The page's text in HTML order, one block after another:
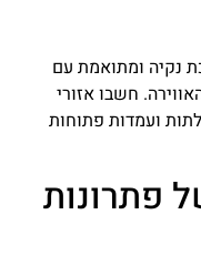
נקיה ומתואמת עם
חשבו אזורי
ועמדות פתוחות
פתרונות